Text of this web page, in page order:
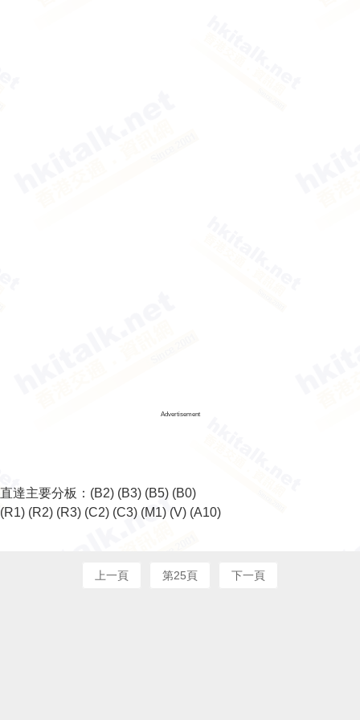
Advertisement
直達主要分板： (B2) (B3) (B5) (B0)
(R1) (R2) (R3) (C2) (C3) (M1) (V) (A10)
上一頁 第25頁 下一頁